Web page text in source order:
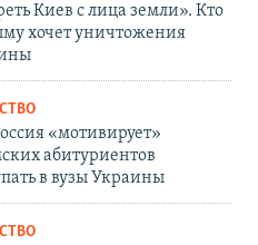
Киев с лица земли». Кто
хочет уничтожения
«мотивирует»
абитуриентов
в вузы Украины